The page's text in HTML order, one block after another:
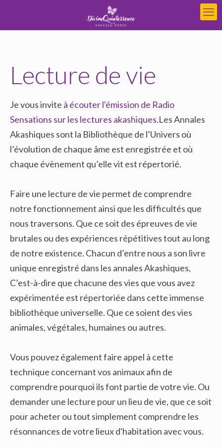
Lecture de vie
Je vous invite à écouter l'émission de Radio
Sensations sur les lectures akashiques.Les Annales
Akashiques sont la Bibliothèque de l’Univers où
l’évolution de chaque âme est enregistrée et où
chaque évènement qu’elle vit est répertorié.
Faire une lecture de vie permet de comprendre
notre fonctionnement ainsi que les difficultés que
nous traversons. Que ce soit des épreuves de vie
brutales ou des expériences répétitives tout au long
de notre existence. Chacun d’entre nous a son livre
unique enregistré dans les annales Akashiques,
C’est-à-dire que chacune des vies que vous avez
expérimentée est répertoriée dans cette immense
bibliothèque universelle. Que ce soient des vies
animales, végétales, humaines ou autres.
Vous pouvez également faire appel à cette
technique concernant vos animaux afin de
comprendre pourquoi ils font partie de votre vie. Ou
demander une lecture pour un lieu de vie, que ce soit
pour acheter ou tout simplement comprendre les
résonnances de votre lieux d'habitation avec vous.